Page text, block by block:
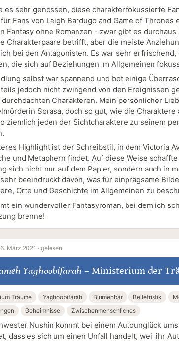
es sehr genossen, diese charakterfokussierte
Fans von Leigh Bardugo and Game of Thrones
Fantasy ohne Romanzen - zwar gibt es
Charakterpaare betrifft, aber die meiste
bei den Antagonisten. Es war sehr erfrischend,
die sich auf Beziehungen im Allgemeinen
selbst war spannend und bot einige
jedoch nicht zwingend von den Ereignissen
Charakteren. Mein persönlicher
Sorasa, doch so gut, wie die Charaktere
ziemlich jeden der Sichtcharaktere zu seinem
Highlight ist der Schreibstil, in dem Victoria
und Metaphern findet. Auf diese Weise
sich nicht nur auf dem Papier, sondern auch in
beeindruckt davon, was für einprägsame
Orte und Geschichte im Allgemeinen zu
ein wundervoller Fantasyroman, bei dem ich
brenne!
März 2021 · gelesen
Yaghoobifarah – Ministerium der
Träume Yaghoobifarah Blumenbar Belletristik
Geheimnisse Zwischenmenschliches
Nushin kommt bei einem Autounglück
dass es sich um einen Unfall handelt, weil ihr